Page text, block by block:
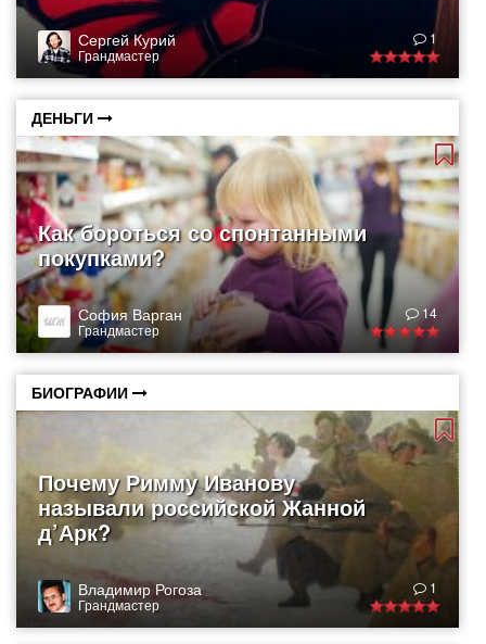
Сергей Курий
Грандмастер
1
ДЕНЬГИ
Как бороться со спонтанными
покупками?
София Варган
Грандмастер
14
БИОГРАФИИ
Почему Римму Иванову
называли российской Жанной
д’Арк?
Владимир Рогоза
Грандмастер
1